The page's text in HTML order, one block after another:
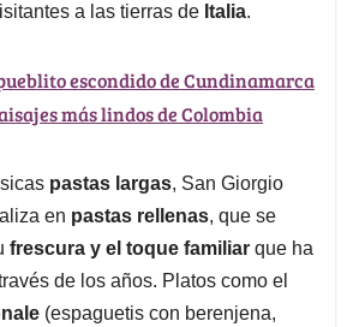
a las tierras de Italia.
escondido de Cundinamarca
más lindos de Colombia
pastas largas, San Giorgio
en pastas rellenas, que se
frescura y el toque familiar que ha
de los años. Platos como el
(espaguetis con berenjena,